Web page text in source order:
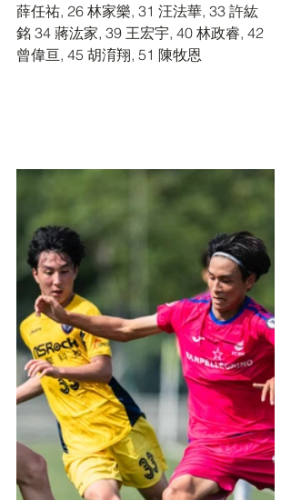
薛任祐, 26 林家樂, 31 汪法華, 33 許紘
銘 34 蔣汯家, 39 王宏宇, 40 林政睿, 42
曾偉亘, 45 胡淯翔, 51 陳牧恩